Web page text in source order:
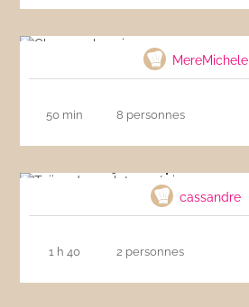
MereMichele
50 min 8 personnes
cassandre
1 h 40 2 personnes